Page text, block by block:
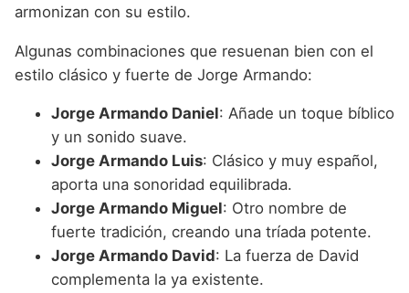
armonizan con su estilo.
Algunas combinaciones que resuenan bien con el
estilo clásico y fuerte de Jorge Armando:
Jorge Armando Daniel: Añade un toque bíblico
y un sonido suave.
Jorge Armando Luis: Clásico y muy español,
aporta una sonoridad equilibrada.
Jorge Armando Miguel: Otro nombre de
fuerte tradición, creando una tríada potente.
Jorge Armando David: La fuerza de David
complementa la ya existente.